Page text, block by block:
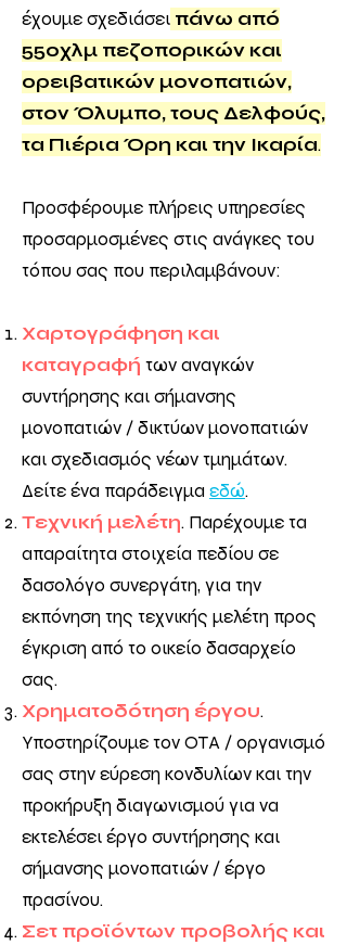
έχουμε σχεδιάσει πάνω από
550χλμ πεζοπορικών και
ορειβατικών μονοπατιών,
στον Όλυμπο, τους Δελφούς,
τα Πιέρια Όρη και την Ικαρία.
Προσφέρουμε πλήρεις υπηρεσίες
προσαρμοσμένες στις ανάγκες του
τόπου σας που περιλαμβάνουν:
Χαρτογράφηση και
καταγραφή των αναγκών
συντήρησης και σήμανσης
μονοπατιών / δικτύων μονοπατιών
και σχεδιασμός νέων τμημάτων.
Δείτε ένα παράδειγμα εδώ.
Τεχνική μελέτη. Παρέχουμε τα
απαραίτητα στοιχεία πεδίου σε
δασολόγο συνεργάτη, για την
εκπόνηση της τεχνικής μελέτη προς
έγκριση από το οικείο δασαρχείο
σας.
Χρηματοδότηση έργου.
Υποστηρίζουμε τον ΟΤΑ / οργανισμό
σας στην εύρεση κονδυλίων και την
προκήρυξη διαγωνισμού για να
εκτελέσει έργο συντήρησης και
σήμανσης μονοπατιών / έργο
πρασίνου.
Σετ προϊόντων προβολής και